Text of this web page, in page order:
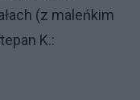
(z maleńkim
K.: